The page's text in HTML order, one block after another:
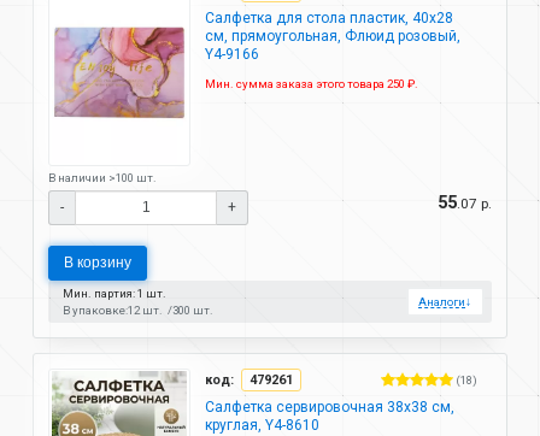
Салфетка для стола пластик, 40х28
см, прямоугольная, Флюид розовый,
Y4-9166
Мин. сумма заказа этого товара 250 ₽.
В наличии >100 шт.
- + 55 .07 р.
В корзину
Мин. партия: 1 шт.
В упаковке:12 шт. 300 шт.
Аналоги↓
код: 479261 (18)
Салфетка сервировочная 38х38 см,
круглая, Y4-8610